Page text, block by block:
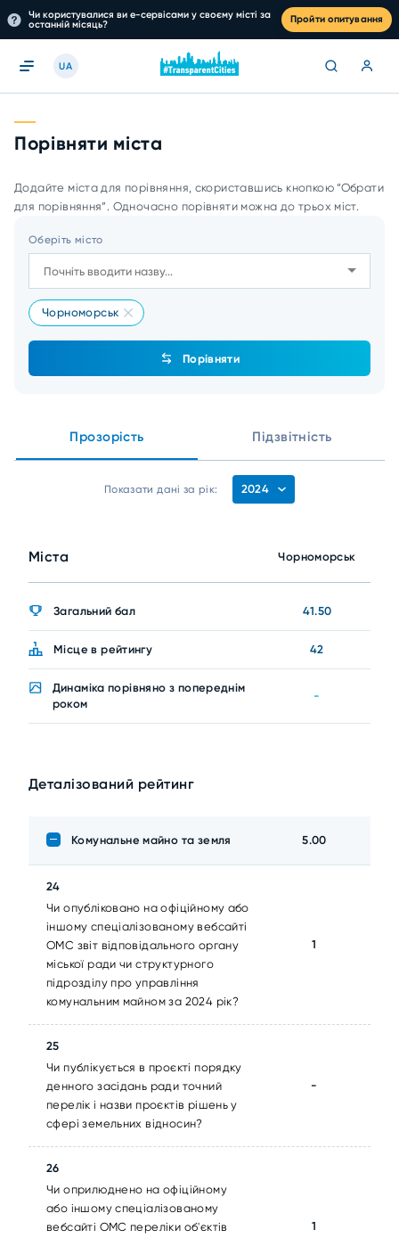
Чи користувалися ви е-сервісами у своєму місті за
останній місяць?
Пройти опитування
UA
Порівняти міста
Додайте міста для порівняння, скориставшись кнопкою “Обрати
для порівняння”. Одночасно порівняти можна до трьох міст.
Оберіть місто
Чорноморськ
Порівняти
Прозорість Підзвітність
Показати дані за рік: 2024
Міста Чорноморськ
Загальний бал 41.50
Місце в рейтингу 42
Динаміка порівняно з попереднім
роком
-
Деталізований рейтинг
Комунальне майно та земля 5.00
24
Чи опубліковано на офіційному або
іншому спеціалізованому вебсайті
ОМС звіт відповідального органу
міської ради чи структурного
підрозділу про управління
комунальним майном за 2024 рік?
1
25
Чи публікується в проєкті порядку
денного засідань ради точний
перелік і назви проєктів рішень у
сфері земельних відносин?
-
26
Чи оприлюднено на офіційному
або іншому спеціалізованому
вебсайті ОМС переліки об'єктів
1